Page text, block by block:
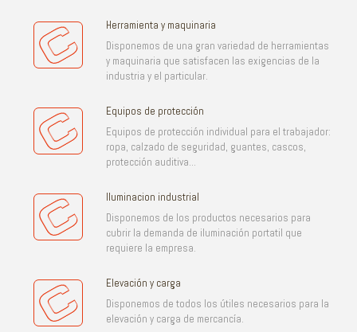
Herramienta y maquinaria
Disponemos de una gran variedad de herramientas
y maquinaria que satisfacen las exigencias de la
industria y el particular.
Equipos de protección
Equipos de protección individual para el trabajador:
ropa, calzado de seguridad, guantes, cascos,
protección auditiva...
Iluminacion industrial
Disponemos de los productos necesarios para
cubrir la demanda de iluminación portatil que
requiere la empresa.
Elevación y carga
Disponemos de todos los útiles necesarios para la
elevación y carga de mercancía.